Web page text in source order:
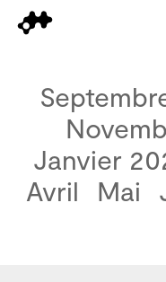
Janvier
Avril
Mai